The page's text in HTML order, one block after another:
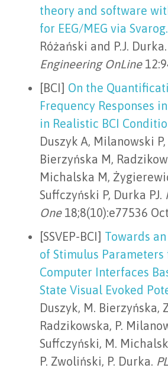
theory and software
for EEG/MEG via Svarog.
Różański and P.J. Durka.
Engineering OnLine
[BCI] On the
Frequency Responses
in Realistic BCI
Duszyk A, Milanowski
Bierzyńska M,
Michalska M,
Suffczyński P, Durka PJ.
One18;8(10):e77536
[SSVEP-BCI] Towards
of Stimulus
Computer Interfaces
State Visual Evoked
Duszyk, M. Bierzyńska,
Radzikowska, P.
Suffczyński, M.
P. Zwoliński, P. Durka.